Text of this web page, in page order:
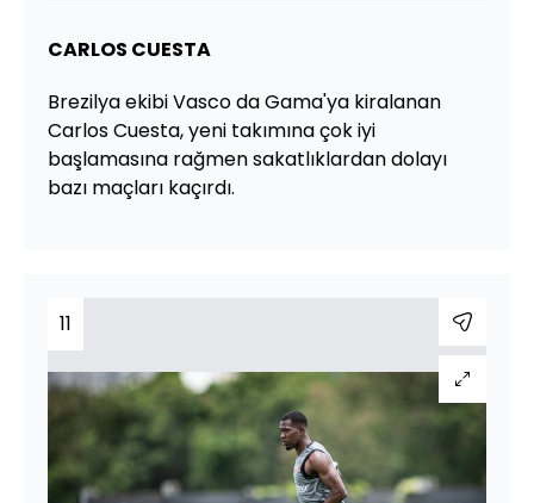
CARLOS CUESTA
Brezilya ekibi Vasco da Gama'ya kiralanan
Carlos Cuesta, yeni takımına çok iyi
başlamasına rağmen sakatlıklardan dolayı
bazı maçları kaçırdı.
11